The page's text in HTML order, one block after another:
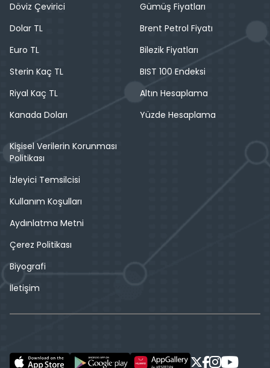
Döviz Çevirici
Dolar TL
Euro TL
Sterin Kaç TL
Riyal Kaç TL
Kanada Doları
Gümüş Fiyatları
Brent Petrol Fiyatı
Bilezik Fiyatları
BIST 100 Endeksi
Altın Hesaplama
Yüzde Hesaplama
Kişisel Verilerin Korunması
Politikası
İzleyici Temsilcisi
Kullanım Koşulları
Aydınlatma Metni
Çerez Politikası
Biyografi
İletişim